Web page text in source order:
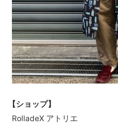
【ショップ】
RolladeX アトリエ